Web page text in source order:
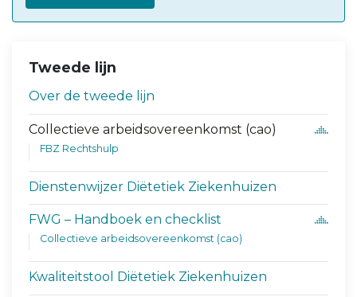
Tweede lijn
Over de tweede lijn
Collectieve arbeidsovereenkomst (cao)
FBZ Rechtshulp
Dienstenwijzer Diëtetiek Ziekenhuizen
FWG – Handboek en checklist
Collectieve arbeidsovereenkomst (cao)
Kwaliteitstool Diëtetiek Ziekenhuizen